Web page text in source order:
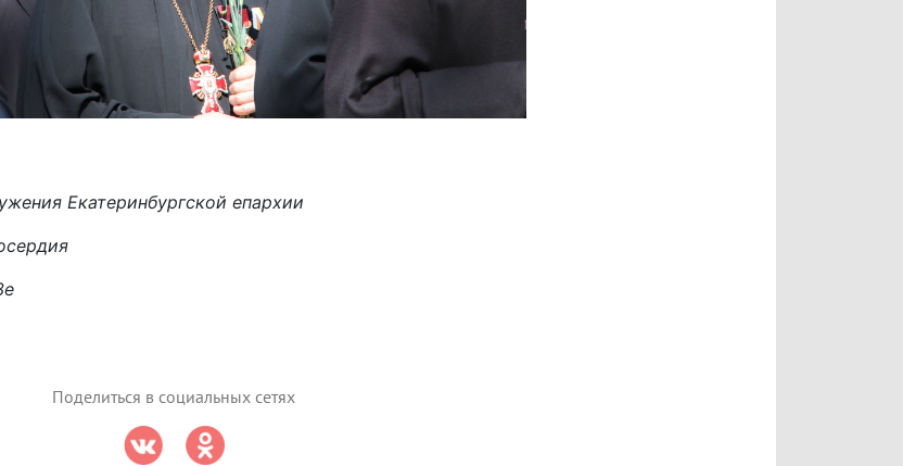
Екатеринбургской епархии
Поделиться в социальных сетях